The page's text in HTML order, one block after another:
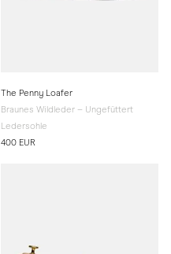
The Penny Loafer
Braunes Wildleder – Ungefüttert
Ledersohle
400 EUR